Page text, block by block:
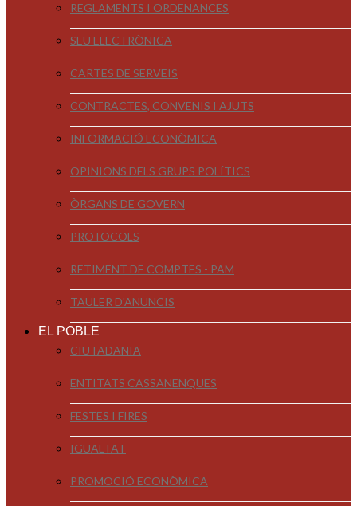
REGLAMENTS I ORDENANCES
SEU ELECTRÒNICA
CARTES DE SERVEIS
CONTRACTES, CONVENIS I AJUTS
INFORMACIÓ ECONÒMICA
OPINIONS DELS GRUPS POLÍTICS
ÒRGANS DE GOVERN
PROTOCOLS
RETIMENT DE COMPTES - PAM
TAULER D'ANUNCIS
EL POBLE
CIUTADANIA
ENTITATS CASSANENQUES
FESTES I FIRES
IGUALTAT
PROMOCIÓ ECONÒMICA